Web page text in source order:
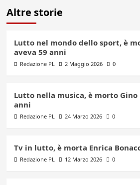
Altre storie
Lutto nel mondo dello sport, è
aveva 59 anni
Redazione PL 2 Maggio 2026 0
Lutto nella musica, è morto Gino
anni
Redazione PL 24 Marzo 2026 0
Tv in lutto, è morta Enrica
Redazione PL 12 Marzo 2026 0